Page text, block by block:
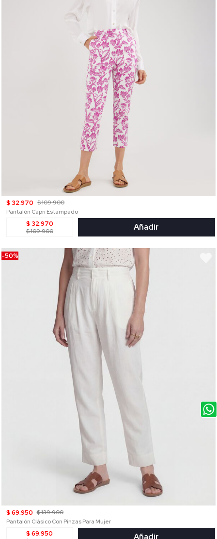
$ 32.970 $ 109.900
Pantalón Capri Estampado
$ 32.970
$ 109.900 Añadir
-50%
$ 69.950 $ 139.900
Pantalón Clásico Con Pinzas Para Mujer
$ 69.950 Añadir